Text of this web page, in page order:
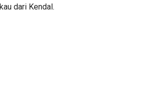
dari Kendal.